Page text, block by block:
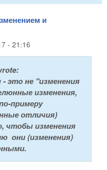
и
- 21:16
это не "изменения
изменения,
примеру
отличия)
чтобы изменения
они (изменения)